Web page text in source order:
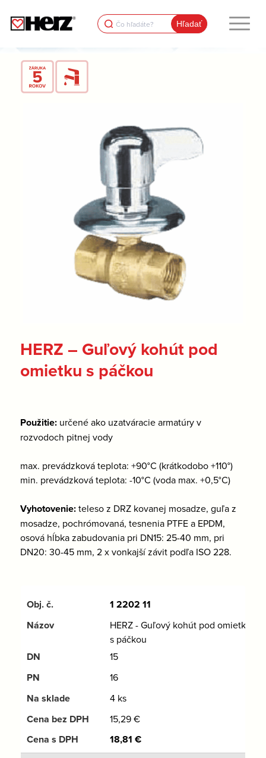
Search
for:
HERZ – Guľový kohút pod
omietku s páčkou
Použitie: určené ako uzatváracie armatúry v
rozvodoch pitnej vody
max. prevádzková teplota: +90°C (krátkodobo +110°)
min. prevádzková teplota: -10°C (voda max. +0,5°C)
Vyhotovenie:teleso z DRZ kovanej mosadze, guľa z
mosadze, pochrómovaná, tesnenia PTFE a EPDM,
osová hĺbka zabudovania pri DN15: 25-40 mm, pri
DN20: 30-45 mm, 2 x vonkajší závit podľa ISO 228.
1 2202 11
HERZ - Guľový kohút pod omietku
s páčkou
15
16
4 ks
15,29€
18,81 €